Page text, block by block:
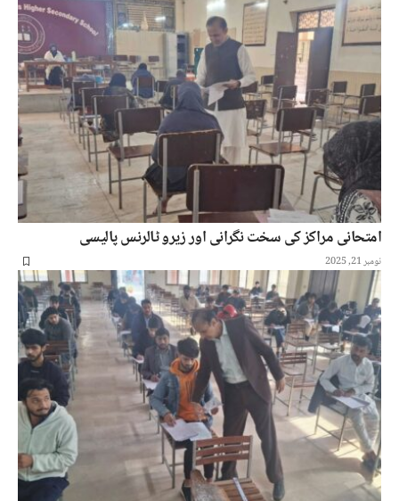
امتحانی مراکز کی سخت نگرانی اور زیرو ٹالرنس پالیسی
نومبر 21, 2025